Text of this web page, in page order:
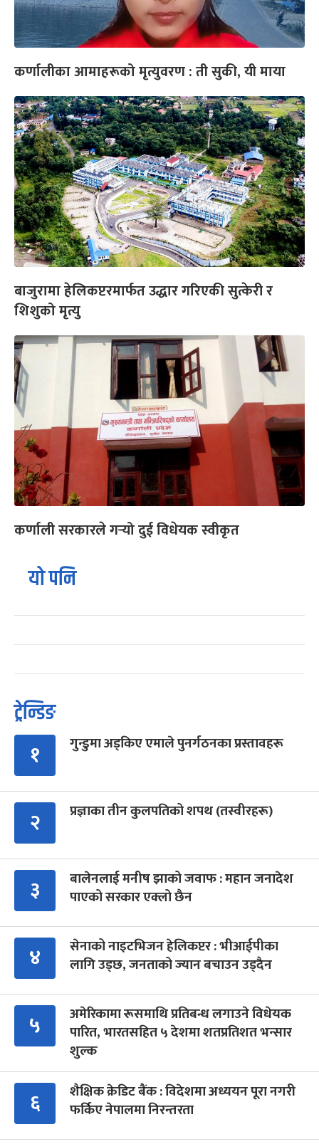
कर्णालीका आमाहरूको मृत्युवरण : ती सुकी, यी माया
बाजुरामा हेलिकप्टरमार्फत उद्धार गरिएकी सुत्केरी र
शिशुको मृत्यु
कर्णाली सरकारले गर्‍यो दुई विधेयक स्वीकृत
यो पनि
ट्रेन्डिङ
१ गुन्डुमा अड्किए एमाले पुनर्गठनका प्रस्तावहरू
२ प्रज्ञाका तीन कुलपतिको शपथ (तस्वीरहरू)
३
बालेनलाई मनीष झाको जवाफ : महान जनादेश
पाएको सरकार एक्लो छैन
४
सेनाको नाइटभिजन हेलिकप्टर : भीआईपीका
लागि उड्छ, जनताको ज्यान बचाउन उड्दैन
५
अमेरिकामा रूसमाथि प्रतिबन्ध लगाउने विधेयक
पारित, भारतसहित ५ देशमा शतप्रतिशत भन्सार
शुल्क
६
शैक्षिक क्रेडिट बैंक : विदेशमा अध्ययन पूरा नगरी
फर्किए नेपालमा निरन्तरता